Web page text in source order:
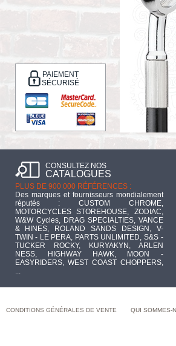
PAIEMENT
SÉCURISÉ
CONSULTEZ NOS
CATALOGUES
PLUS DE 900 000 RÉFÉRENCES :
Des marques et fournisseurs mondialement
réputés : CUSTOM CHROME,
MOTORCYCLES STOREHOUSE, ZODIAC,
W&W Cycles, DRAG SPECIALTIES, VANCE
& HINES, ROLAND SANDS DESIGN, V-
TWIN - LE PERA, PARTS UNLIMITED, S&S -
TUCKER ROCKY, KURYAKYN, ARLEN
NESS, HIGHWAY HAWK, MOON -
EASYRIDERS, WEST COAST CHOPPERS,
...
CONDITIONS GÉNÉRALES DE VENTE QUI SOMMES-